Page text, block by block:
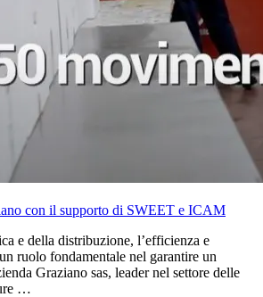
con il supporto di SWEET e ICAM
e della distribuzione, l’efficienza e
ruolo fondamentale nel garantire un
Graziano sas, leader nel settore delle
…